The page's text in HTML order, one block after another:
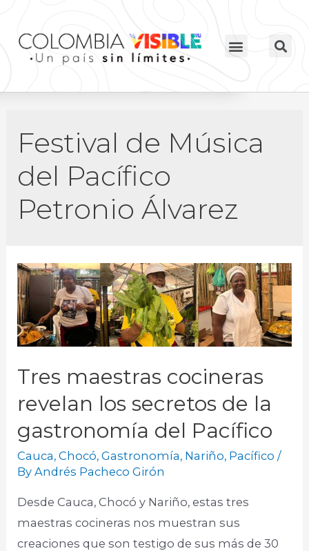
Festival de Música
del Pacífico
Petronio Álvarez
Tres maestras cocineras
revelan los secretos de la
gastronomía del Pacífico
Cauca,Chocó,Gastronomía, Nariño, Pacífico /
ByAndrés Pacheco Girón
Desde Cauca, Chocó y Nariño, estas tres
maestras cocineras nos muestran sus
creaciones que son testigo de sus más de 30